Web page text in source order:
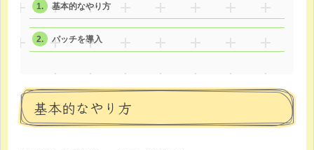
基本的なやり方
パッチを導入
基本的なやり方